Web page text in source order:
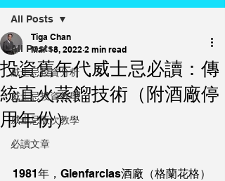
All Posts
威士忌投資分析
威士忌投資教學
威士忌版次教學
必讀文章
All Posts
投資舊年代威士忌必讀：傳
統直火蒸餾技術（附酒廠停
用年份）
Tiga Chan
Mar 18, 2022 2 min read
1981年，Glenfarclas酒廠（格蘭花格）